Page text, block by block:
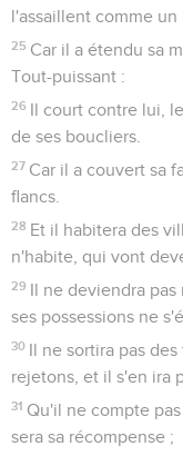
l'assaillent comme un
25 Car il a étendu sa
Tout-puissant :
26 Il court contre lui,
de ses boucliers.
27 Car il a couvert sa
flancs.
28 Et il habitera des
n'habite, qui vont
29 Il ne deviendra pas
ses possessions ne
30 Il ne sortira pas
rejetons, et il s'en ira
31 Qu'il ne compte
sera sa récompense ;